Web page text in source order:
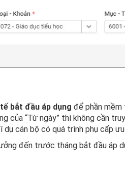
bắt đầu áp dụng để phần mềm
của “Từ ngày” thì không cần
dụ cán bộ có quá trình phụ cấp
đến trước tháng bắt đầu áp